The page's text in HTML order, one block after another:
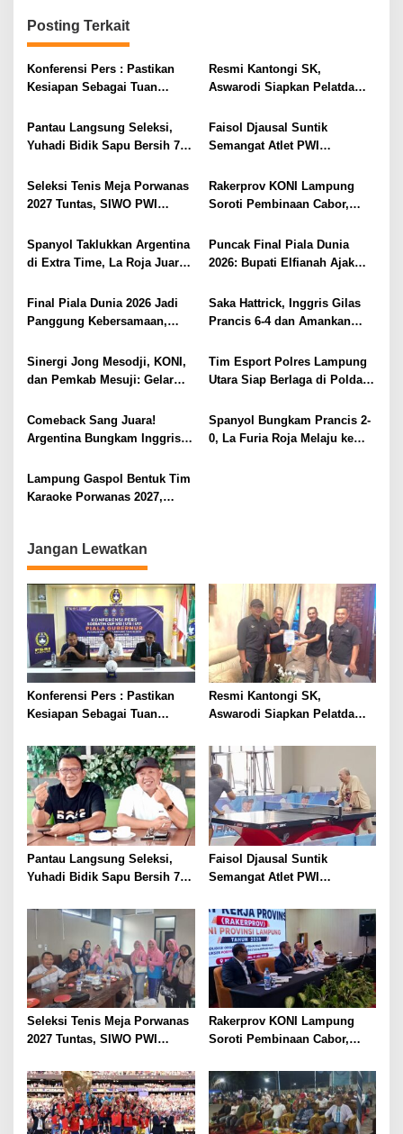
g
a
s
i
p
o
Posting Terkait
Konferensi Pers : Pastikan
Kesiapan Sebagai Tuan
Tiga Venue Pelaksanaan
Soeratin Cup Piala Gubernur
Resmi Kantongi SK,
Aswarodi Siapkan Pelatda
Menuju Porwanas 2027
Pantau Langsung Seleksi,
Yuhadi Bidik Sapu Bersih 7
Porwanas 2027
Faisol Djausal Suntik
Semangat Atlet PWI
Meja Porwanas Bidik Prestasi
Nasional
Seleksi Tenis Meja Porwanas
2027 Tuntas, SIWO PWI
Terbaik Bidik Medali Emas
Rakerprov KONI Lampung
Soroti Pembinaan Cabor,
Penerima Bantuan
Spanyol Taklukkan Argentina
di Extra Time, La Roja Juara
Puncak Final Piala Dunia
2026: Bupati Elfianah Ajak
Final Piala Dunia 2026 Jadi
Panggung Kebersamaan,
Utara Gelar Nobar Serentak
Saka Hattrick, Inggris Gilas
Prancis 6-4 dan Amankan
Sinergi Jong Mesodji, KONI,
dan Pemkab Mesuji: Gelar
Piala Dunia 2026, Panggung
Hiburan Menyatukan
Tim Esport Polres Lampung
Utara Siap Berlaga di Polda
pada Lomba HUT
Bhayangkara ke-80
Comeback Sang Juara!
Argentina Bungkam Inggris 2-
Piala Dunia 2026
Spanyol Bungkam Prancis 2-
0, La Furia Roja Melaju ke
Lampung Gaspol Bentuk Tim
Karaoke Porwanas 2027,
Jangan Lewatkan
Konferensi Pers : Pastikan
Kesiapan Sebagai Tuan
Tiga Venue Pelaksanaan
Soeratin Cup Piala Gubernur
Lampung
Resmi Kantongi SK,
Aswarodi Siapkan Pelatda
Menuju Porwanas 2027
Pantau Langsung Seleksi,
Yuhadi Bidik Sapu Bersih 7
Porwanas 2027
Faisol Djausal Suntik
Semangat Atlet PWI
Meja Porwanas Bidik Prestasi
Nasional
Seleksi Tenis Meja Porwanas
2027 Tuntas, SIWO PWI
Terbaik Bidik Medali Emas
Rakerprov KONI Lampung
Soroti Pembinaan Cabor,
Penerima Bantuan